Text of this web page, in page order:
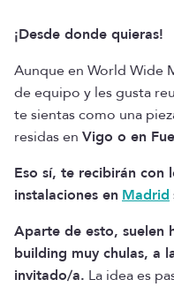
¡Desde donde quieras!
Aunque en World Wide
de equipo y les gusta
te sientas como una
residas en Vigo o en
Eso sí, te recibirán con
instalaciones en Madrid
Aparte de esto, suelen
building muy chulas, a
invitado/a. La idea es